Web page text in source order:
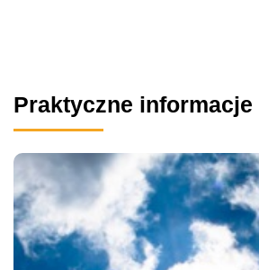
Praktyczne informacje